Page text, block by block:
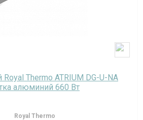
Thermo ATRIUM DG-U-NA
алюминий 660 Вт
Royal Thermo